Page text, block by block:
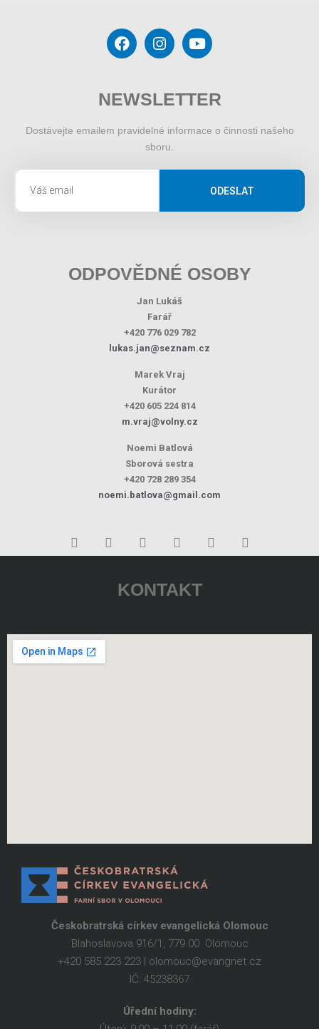
NEWSLETTER
Dostávejte emailem pravidelné informace o činnosti našeho
sboru.
ODESLAT
ODPOVĚDNÉ OSOBY
Jan Lukáš
Farář
+420 776 029 782
lukas.jan@seznam.cz
Marek Vraj
Kurátor
+420 605 224 814
m.vraj@volny.cz
Noemi Batlová
Sborová sestra
+420 728 289 354
noemi.batlova@gmail.com
KONTAKT
Českobratrská církev evangelická Olomouc
Blahoslavova 916/1, 779 00 Olomouc
+420 585 223 223 | olomouc@evangnet.cz
IČ: 45238367
Úřední hodiny: